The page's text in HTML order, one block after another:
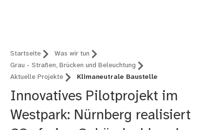
Startseite
Was wir tun
Grau - Straßen, Brücken und Beleuchtung
Aktuelle Projekte
Klimaneutrale Baustelle
Innovatives Pilotprojekt im
Westpark: Nürnberg realisiert